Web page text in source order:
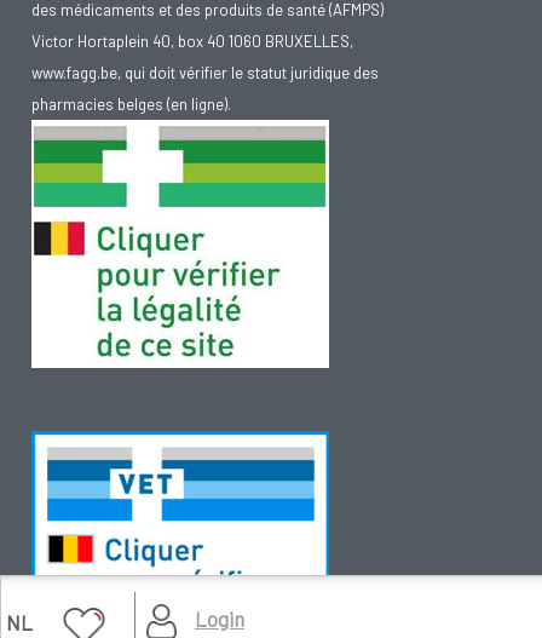
NL Login
des médicaments et des produits de santé (AFMPS)
Victor Hortaplein 40, box 40 1060 BRUXELLES,
www.fagg.be, qui doit vérifier le statut juridique des
pharmacies belges (en ligne).